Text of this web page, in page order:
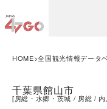
HOME 全国観光情報データ
千葉県館山市
[房総・水郷・茨城 房総